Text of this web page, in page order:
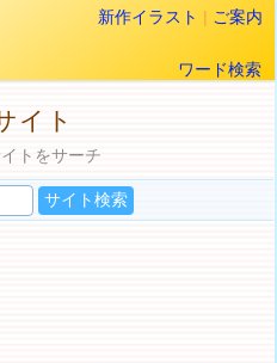
新作イラスト | ご案内
ワード検索
イト
トをサーチ